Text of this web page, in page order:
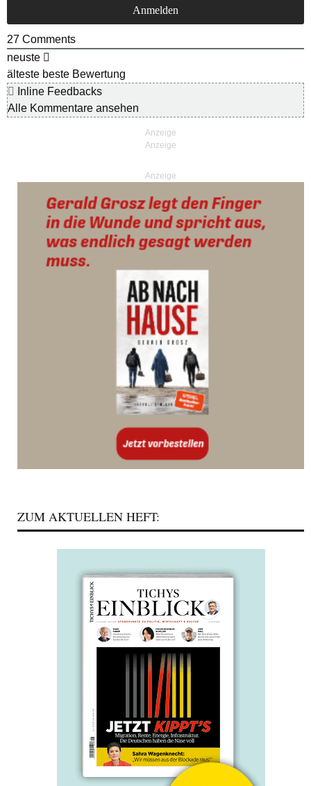
27 Comments
neuste
älteste beste Bewertung
Inline Feedbacks
Alle Kommentare ansehen
Anzeige
ZUM AKTUELLEN HEFT: